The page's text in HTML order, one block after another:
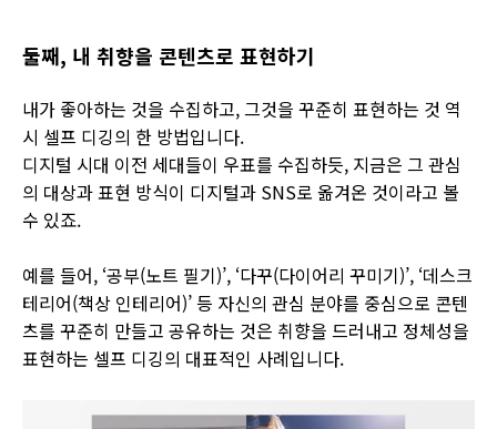
둘째, 내 취향을 콘텐츠로 표현하기
내가 좋아하는 것을 수집하고, 그것을 꾸준히 표현하는 것 역
시 셀프 디깅의 한 방법입니다.
디지털 시대 이전 세대들이 우표를 수집하듯, 지금은 그 관심
의 대상과 표현 방식이 디지털과 SNS로 옮겨온 것이라고 볼
수 있죠.
예를 들어, ‘공부(노트 필기)’, ‘다꾸(다이어리 꾸미기)’, ‘데스크
테리어(책상 인테리어)’ 등 자신의 관심 분야를 중심으로 콘텐
츠를 꾸준히 만들고 공유하는 것은 취향을 드러내고 정체성을
표현하는 셀프 디깅의 대표적인 사례입니다.